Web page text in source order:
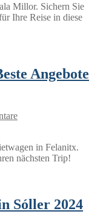
Millor. Sichern Sie
Ihre Reise in diese
Angebote
in Felanitx.
nächsten Trip!
Sóller 2024